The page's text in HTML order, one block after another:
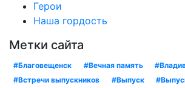
Герои
Наша гордость
Метки сайта
#Благовещенск #Вечная память
#Встречи выпускников
#Выпуск